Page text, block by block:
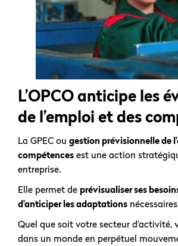
L’OPCO anticipe les
de l’emploi et des
La GPEC ou gestion prévisionnelle de
compétences est une action
entreprise.
Elle permet de prévisualiser ses
d’anticiper les adaptations nécessaires.
Quel que soit votre secteur d’activité,
dans un monde en perpétuel